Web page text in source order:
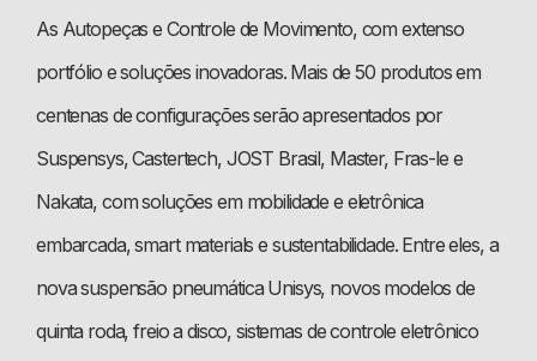
As Autopeças e Controle de Movimento, com extenso
portfólio e soluções inovadoras. Mais de 50 produtos em
centenas de configurações serão apresentados por
Suspensys, Castertech, JOST Brasil, Master, Fras-le e
Nakata, com soluções em mobilidade e eletrônica
embarcada, smart materials e sustentabilidade. Entre eles, a
nova suspensão pneumática Unisys, novos modelos de
quinta roda, freio a disco, sistemas de controle eletrônico